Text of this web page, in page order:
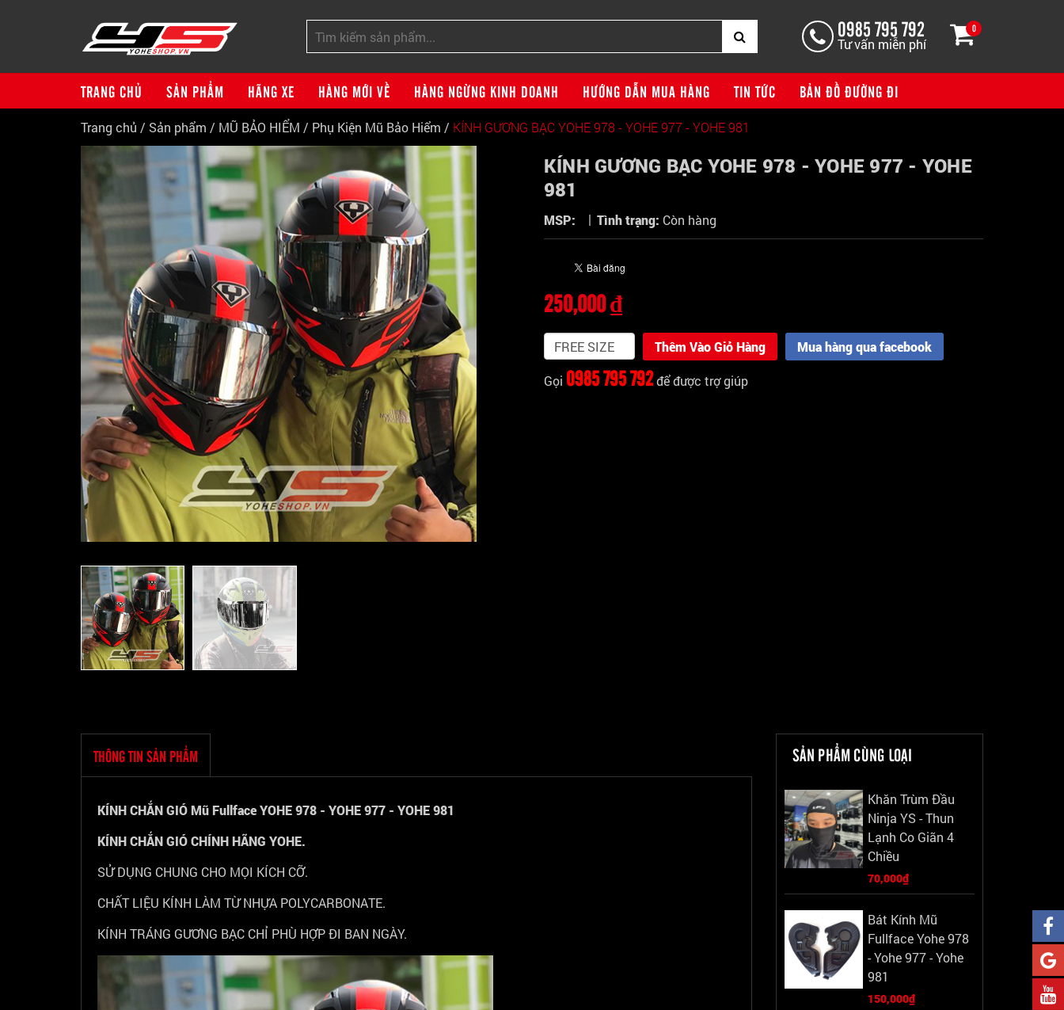
0
0985 795 792
Tư vấn miễn phí
TRANG CHỦ SẢN PHẨM HÃNG XE HÀNG MỚI VỀ HÀNG NGỪNG KINH DOANH HƯỚNG DẪN MUA HÀNG TIN TỨC BẢN ĐỒ ĐƯỜNG ĐI
Trang chủ / Sản phẩm / MŨ BẢO HIỂM / Phụ Kiện Mũ Bảo Hiểm / KÍNH GƯƠNG BẠC YOHE 978 - YOHE 977 - YOHE 981
KÍNH GƯƠNG BẠC YOHE 978 - YOHE 977 - YOHE
981
MSP: | Tình trạng: Còn hàng
250,000 ₫
Thêm Vào Giỏ Hàng Mua hàng qua facebook
Gọi 0985 795 792để được trợ giúp
THÔNG TIN SẢN PHẨM
KÍNH CHẮN GIÓ Mũ Fullface YOHE 978 - YOHE 977 - YOHE 981
KÍNH CHẮN GIÓ CHÍNH HÃNG YOHE.
SỬ DỤNG CHUNG CHO MỌI KÍCH CỠ.
CHẤT LIỆU KÍNH LÀM TỪ NHỰA POLYCARBONATE.
KÍNH TRÁNG GƯƠNG BẠC CHỈ PHÙ HỢP ĐI BAN NGÀY.
SẢN PHẨM CÙNG LOẠI
Khăn Trùm Đầu
Ninja YS - Thun
Lạnh Co Giãn 4
Chiều
70,000₫
Bát Kính Mũ
Fullface Yohe 978
- Yohe 977 - Yohe
981
150,000₫